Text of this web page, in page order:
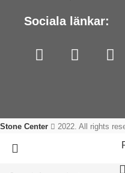
Sociala länkar:
Stone Center 2022. All rights